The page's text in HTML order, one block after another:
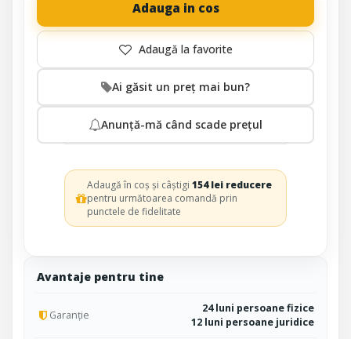
Avantaje pentru tine
Garanție
24 luni persoane fizice
12 luni persoane juridice
Adauga in cos
Ai găsit un preț mai bun?
Anunță-mă când scade prețul
Adaugă în coș și câștigi154 lei reducere
pentru următoarea comandă prin
punctele de fidelitate